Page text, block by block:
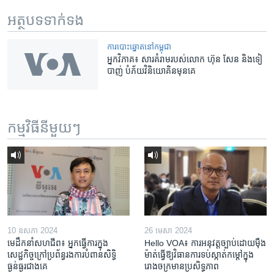
អត្ថបទ​ទាក់ទង
​ការ​បោះឆ្នោត​​នៅ​កម្ពុជា
អ្នក​វិភាគ៖ សារ​គំរាម​របស់​លោក ហ៊ុន​ សែន​ និង​ទៀ
បាញ់​ បំភ័យ​វិនិយោគិន​មុន​គេ
កម្មវិធី​នីមួយៗ
10 ឧសភា 2024
មេដឹកនាំសហជីព៖ អ្នកធ្វើការក្នុង
សេដ្ឋកិច្ចក្រៅប្រព័ន្ធរងការបំពានសិទ្ធិ
ធ្ងន់ធ្ងរជាងគេ
26 មេសា 2024
Hello VOA៖ ការអនុវត្ត​ច្បាប់​ដោយ​ម៉ឺង
ម៉ាត់​ធ្វើ​ឱ្យ​វិធានការ​ទប់ស្កាត់​កម្តៅ​ក្នុង​
រោងចក្រ​មាន​ប្រសិទ្ធភាព​​